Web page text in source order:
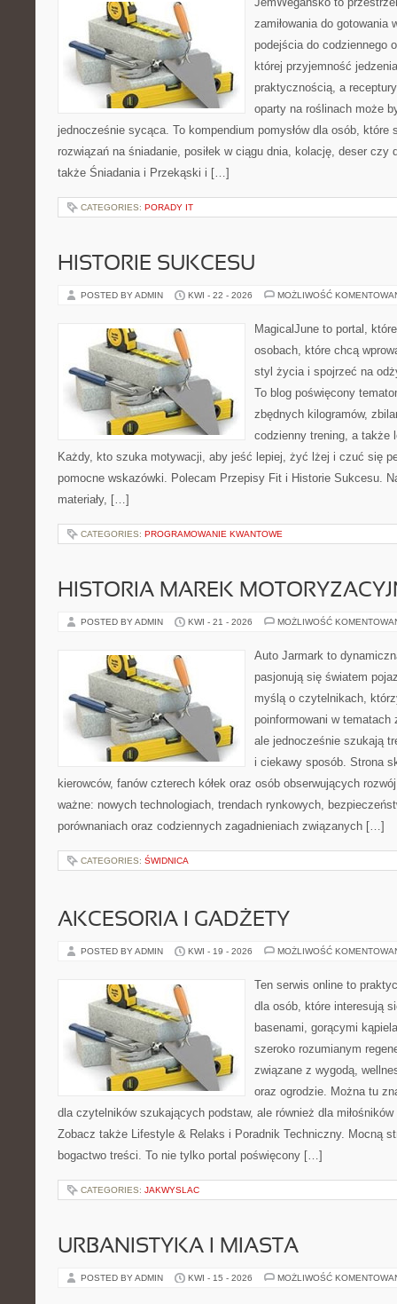
zamiłowania do gotowania
podejścia do codziennego
której przyjemność
praktycznością, a
oparty na roślinach może
jednocześnie sycąca. To kompendium pomysłów dla osób, które
rozwiązań na śniadanie, posiłek w ciągu dnia, kolację, deser czy
także Śniadania i Przekąski i […]
CATEGORIES: PORADY IT
HISTORIE SUKCESU
POSTED BY ADMIN KWI - 22 - 2026 MOŻLIWOŚĆ
MagicalJune to portal,
osobach, które chcą
styl życia i spojrzeć na
To blog poświęcony
zbędnych kilogramów,
codzienny trening, a także
Każdy, kto szuka motywacji, aby jeść lepiej, żyć lżej i czuć się
pomocne wskazówki. Polecam Przepisy Fit i Historie Sukcesu.
materiały, […]
CATEGORIES: PROGRAMOWANIE KWANTOWE
HISTORIA MAREK
POSTED BY ADMIN KWI - 21 - 2026 MOŻLIWOŚĆ
Auto Jarmark to
pasjonują się światem
myślą o czytelnikach,
poinformowani w
ale jednocześnie szukają
i ciekawy sposób. Strona
kierowców, fanów czterech kółek oraz osób obserwujących
ważne: nowych technologiach, trendach rynkowych,
porównaniach oraz codziennych zagadnieniach związanych […]
CATEGORIES: ŚWIDNICA
AKCESORIA I GADŻETY
POSTED BY ADMIN KWI - 19 - 2026 MOŻLIWOŚĆ
Ten serwis online to
dla osób, które interesują
basenami, gorącymi
szeroko rozumianym
związane z wygodą,
oraz ogrodzie. Można tu
dla czytelników szukających podstaw, ale również dla
Zobacz także Lifestyle & Relaks i Poradnik Techniczny. Mocną
bogactwo treści. To nie tylko portal poświęcony […]
CATEGORIES: JAKWYSLAC
URBANISTYKA I MIASTA
POSTED BY ADMIN KWI - 15 - 2026 MOŻLIWOŚĆ